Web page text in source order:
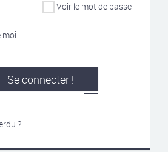
Voir le mot de passe
moi !
Se connecter !
?